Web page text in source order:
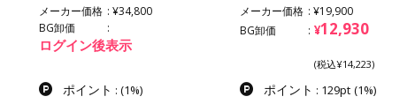
メーカー価格
¥34,800
BG卸価
ログイン後表示
ポイント :(1%)
メーカー価格
¥19,900
BG卸価
¥12,930
(税込¥14,223)
ポイント : 129pt (1%)